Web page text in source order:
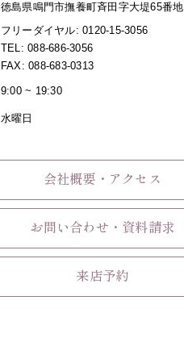
徳島県鳴門市撫養町斉田字大堤65番地
フリーダイヤル: 0120-15-3056
TEL: 088-686-3056
FAX: 088-683-0313
9:00 ~ 19:30
水曜日
会社概要・アクセス
お問い合わせ・資料請求
来店予約